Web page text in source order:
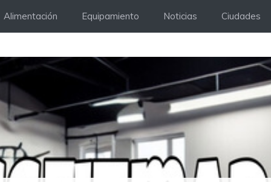
Alimentación Equipamiento Noticias Ciudades